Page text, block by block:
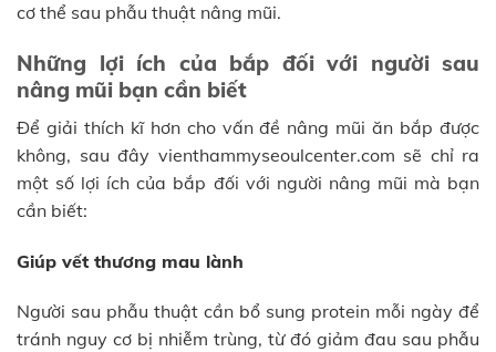
cơ thể sau phẫu thuật nâng mũi.
Những lợi ích của bắp đối với người sau
nâng mũi bạn cần biết
Để giải thích kĩ hơn cho vấn đề nâng mũi ăn bắp được
không, sau đây vienthammyseoulcenter.com sẽ chỉ ra
một số lợi ích của bắp đối với người nâng mũi mà bạn
cần biết:
Giúp vết thương mau lành
Người sau phẫu thuật cần bổ sung protein mỗi ngày để
tránh nguy cơ bị nhiễm trùng, từ đó giảm đau sau phẫu